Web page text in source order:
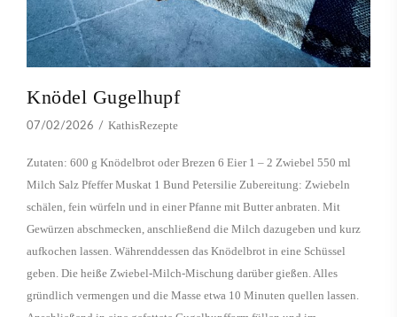
Knödel Gugelhupf
07/02/2026 KathisRezepte
Zutaten: 600 g Knödelbrot oder Brezen 6 Eier 1 – 2 Zwiebel 550 ml
Milch Salz Pfeffer Muskat 1 Bund Petersilie Zubereitung: Zwiebeln
schälen, fein würfeln und in einer Pfanne mit Butter anbraten. Mit
Gewürzen abschmecken, anschließend die Milch dazugeben und kurz
aufkochen lassen. Währenddessen das Knödelbrot in eine Schüssel
geben. Die heiße Zwiebel-Milch-Mischung darüber gießen. Alles
gründlich vermengen und die Masse etwa 10 Minuten quellen lassen.